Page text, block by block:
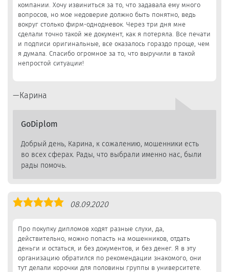
компании. Хочу извиниться за то, что задавала ему много
вопросов, но мое недоверие должно быть понятно, ведь
вокруг столько фирм-однодневок. Через три дня мне
сделали точно такой же документ, как я потеряла. Все печати
и подписи оригинальные, все оказалось гораздо проще, чем
я думала. Спасибо огромное за то, что выручили в такой
непростой ситуации!
Карина
GoDiplom
Добрый день, Карина, к сожалению, мошенники есть
во всех сферах. Рады, что выбрали именно нас, были
рады помочь.
Оценка
08.09.2020
Про покупку дипломов ходят разные слухи, да,
действительно, можно попасть на мошенников, отдать
деньги и остаться, и без документов, и без денег. Я в эту
организацию обратился по рекомендации знакомого, они
тут делали корочки для половины группы в университете.